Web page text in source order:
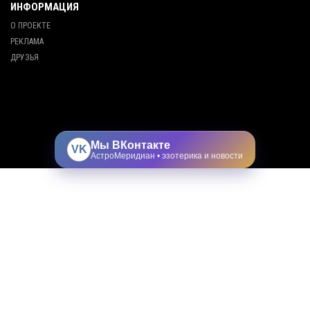
ИНФОРМАЦИЯ
О ПРОЕКТЕ
РЕКЛАМА
ДРУЗЬЯ
VK Мы ВКонтакте
АстроМеридиан • эзотерика и новости